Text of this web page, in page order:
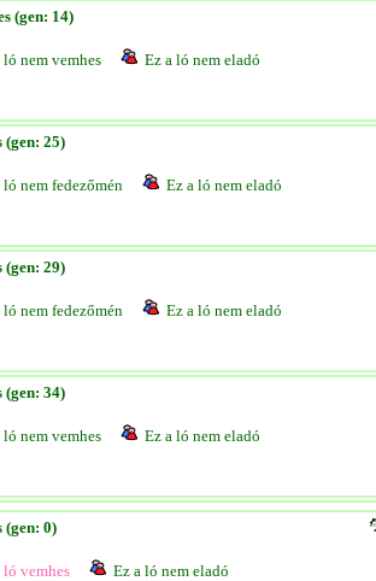
(gen: 14)
ló nem vemhes Ez a ló nem eladó
(gen: 25)
ló nem fedezőmén Ez a ló nem eladó
(gen: 29)
ló nem fedezőmén Ez a ló nem eladó
(gen: 34)
ló nem vemhes Ez a ló nem eladó
(gen: 0)
ló vemhes Ez a ló nem eladó